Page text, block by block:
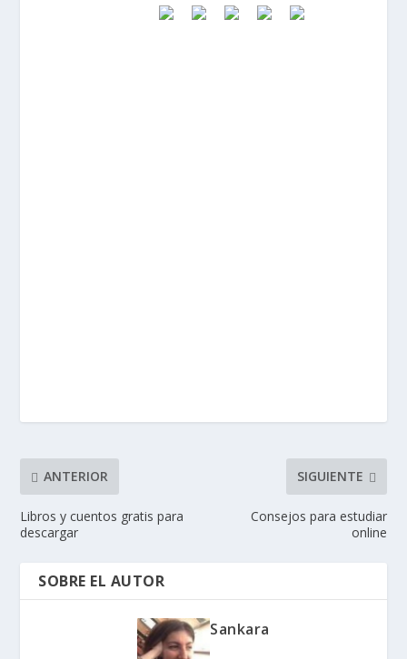
ANTERIOR
Libros y cuentos gratis para
descargar
SIGUIENTE
Consejos para estudiar
online
SOBRE EL AUTOR
Sankara